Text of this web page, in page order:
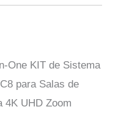
One KIT de Sistema
para Salas de
4K UHD Zoom